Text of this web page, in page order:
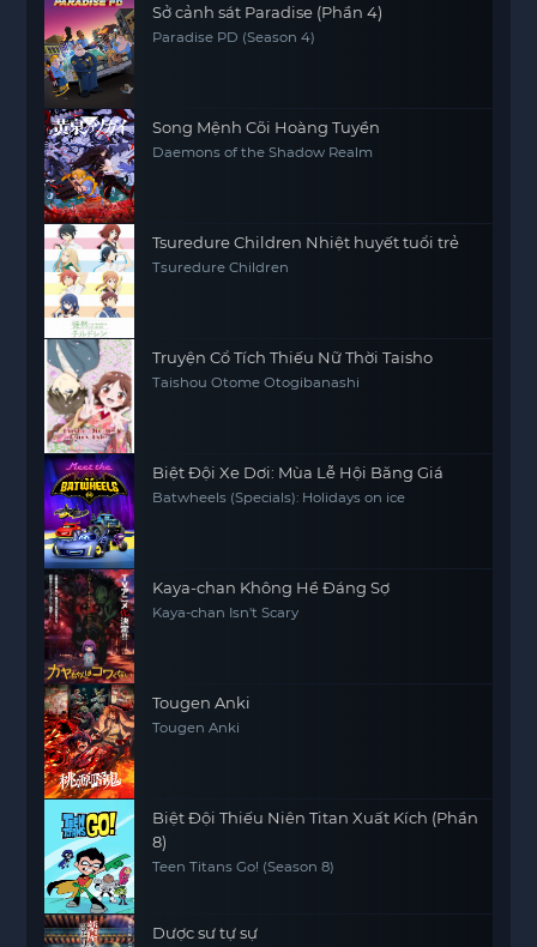
Sở cảnh sát Paradise (Phần 4)
Paradise PD (Season 4)
Song Mệnh Cõi Hoàng Tuyền
Daemons of the Shadow Realm
Tsuredure Children Nhiệt huyết tuổi trẻ
Tsuredure Children
Truyện Cổ Tích Thiếu Nữ Thời Taisho
Taishou Otome Otogibanashi
Biệt Đội Xe Dơi: Mùa Lễ Hội Băng Giá
Batwheels (Specials): Holidays on ice
Kaya-chan Không Hề Đáng Sợ
Kaya-chan Isn't Scary
Tougen Anki
Tougen Anki
Biệt Đội Thiếu Niên Titan Xuất Kích (Phần
8)
Teen Titans Go! (Season 8)
Dược sư tự sự